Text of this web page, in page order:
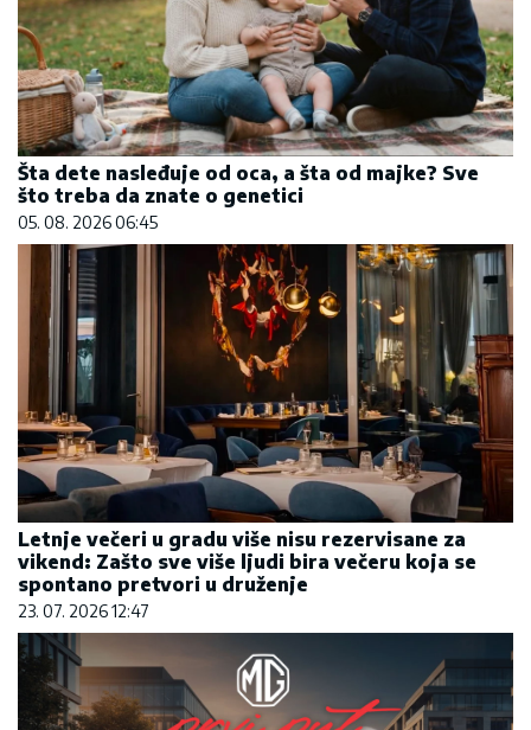
Šta dete nasleđuje od oca, a šta od majke? Sve
što treba da znate o genetici
05. 08. 2026 06:45
Letnje večeri u gradu više nisu rezervisane za
vikend: Zašto sve više ljudi bira večeru koja se
spontano pretvori u druženje
23. 07. 2026 12:47